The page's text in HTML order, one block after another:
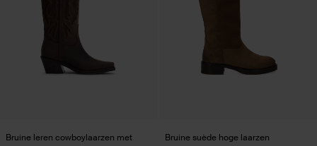
Bruine leren cowboylaarzen met
Bruine suède hoge laarzen